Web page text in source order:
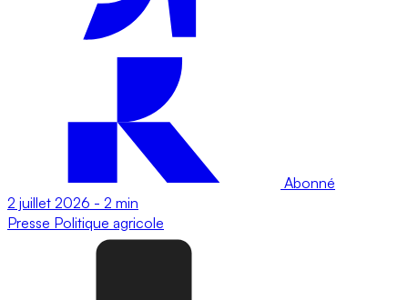
Abonné
2 juillet 2026 - 2 min
Presse Politique agricole